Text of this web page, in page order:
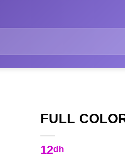
FULL
12dh